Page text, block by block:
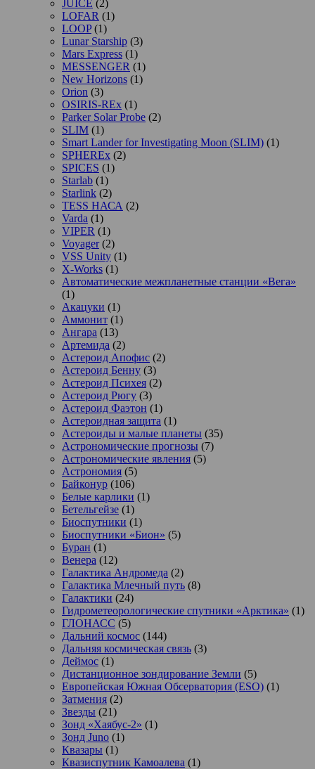
JUICE (2)
LOFAR (1)
LOOP(1)
Lunar Starship (3)
Mars Express (1)
MESSENGER (1)
New Horizons (1)
Orion (3)
OSIRIS-REx (1)
Parker Solar Probe (2)
SLIM (1)
Smart Lander for Investigating Moon (SLIM) (1)
SPHEREx (2)
SPICES (1)
Starlab (1)
Starlink (2)
TESS НАСА (2)
Varda (1)
VIPER (1)
Voyager(2)
VSS Unity (1)
X-Works (1)
Автоматические межпланетные станции «Вега»
(1)
Акацуки (1)
Аммонит (1)
Ангара (13)
Артемида (2)
Астероид Апофис (2)
Астероид Бенну (3)
Астероид Психея (2)
Астероид Рюгу (3)
Астероид Фаэтон (1)
Астероидная защита (1)
Астероиды и малые планеты (35)
Астрономические прогнозы (7)
Астрономические явления (5)
Астрономия (5)
Байконур (106)
Белые карлики (1)
Бетельгейзе (1)
Биоспутники (1)
Биоспутники «Бион» (5)
Буран (1)
Венера (12)
Галактика Андромеда (2)
Галактика Млечный путь (8)
Галактики (24)
Гидрометеорологические спутники «Арктика» (1)
ГЛОНАСС (5)
Дальний космос (144)
Дальняя космическая связь (3)
Деймос (1)
Дистанционное зондирование Земли (5)
Европейская Южная Обсерватория (ESO) (1)
Затмения (2)
Звезды (21)
Зонд «Хаябус-2» (1)
Зонд Juno (1)
Квазары (1)
Квазиспутник Камоалева (1)